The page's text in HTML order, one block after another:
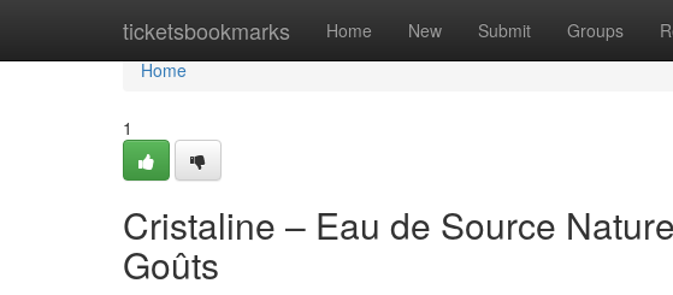
ticketsbookmarks Home New Submit Groups
Home
Home
1
Cristaline – Eau de Source
Goûts